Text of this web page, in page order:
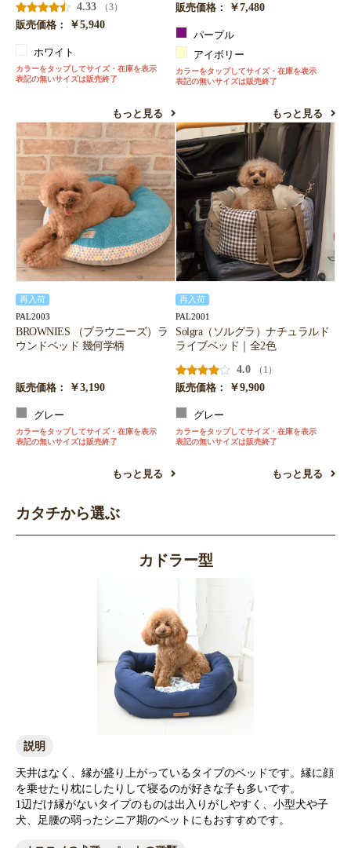
4.33
（3）
販売価格：
￥5,940
ホワイト
カラーをタップしてサイズ・在庫を表示
表記の無いサイズは販売終了
もっと見る
販売価格：
￥7,480
パープル
アイボリー
カラーをタップしてサイズ・在庫を表示
表記の無いサイズは販売終了
もっと見る
再入荷
PAL2003
BROWNIES （ブラウニーズ）ラ
ウンドベッド 幾何学柄
販売価格： ￥3,190
グレー
カラーをタップしてサイズ・在庫を表示
表記の無いサイズは販売終了
もっと見る
再入荷
PAL2001
Solgra（ソルグラ）ナチュラルド
ライブベッド｜全2色
4.0
（1）
販売価格：
￥9,900
グレー
カラーをタップしてサイズ・在庫を表示
表記の無いサイズは販売終了
もっと見る
カタチから選ぶ
カドラー型
説明
天井はなく、縁が盛り上がっているタイプのベッドです。縁に顔
を乗せたり枕にしたりして寝るのが好きな子も多いです。
1辺だけ縁がないタイプのものは出入りがしやすく、小型犬や子
犬、足腰の弱ったシニア期のペットにもおすすめです。